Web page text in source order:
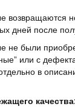
возвращаются
дней после
не были
или с
в